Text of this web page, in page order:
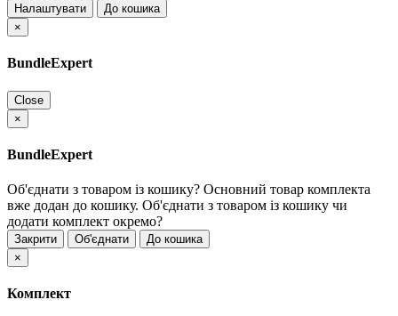
Налаштувати
До кошика
×
BundleExpert
Close
×
BundleExpert
Об'єднати з товаром із кошику? Основний товар комплекта
вже додан до кошику. Об'єднати з товаром із кошику чи
додати комплект окремо?
Закрити Об'єднати
До кошика
×
Комплект